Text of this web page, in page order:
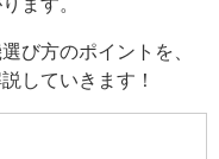
び方のポイントを、
していきます！